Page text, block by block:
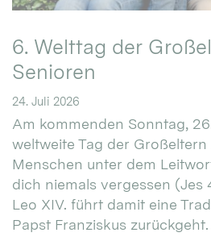
6. Welttag der
Senioren
24. Juli 2026
Am kommenden Sonntag,
weltweite Tag der Großeltern
Menschen unter dem
dich niemals vergessen (Jes
Leo XIV. führt damit eine
Papst Franziskus zurückgeht.